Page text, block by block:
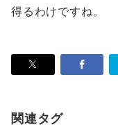
得るわけですね。
関連タグ